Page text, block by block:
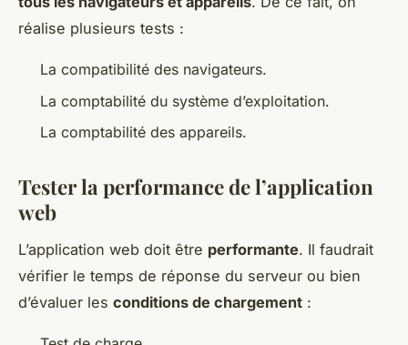
réalise plusieurs tests :
La compatibilité des navigateurs.
La comptabilité du système d’exploitation.
La comptabilité des appareils.
Tester la performance de l’application
web
L’application web doit être performante. Il faudrait
vérifier le temps de réponse du serveur ou bien
d’évaluer les conditions de chargement :